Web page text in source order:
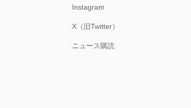
Instagram
X（旧Twitter）
ニュース購読